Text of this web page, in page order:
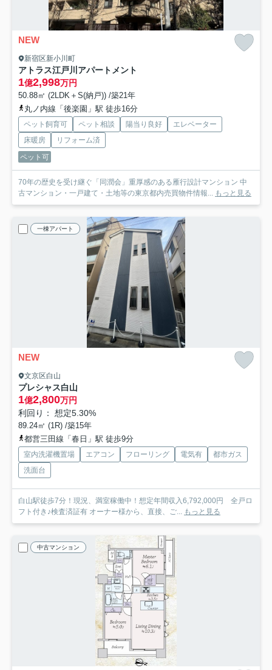
NEW
新宿区新小川町
アトラス江戸川アパートメント
1億2,998万円
50.88㎡ (2LDK＋S(納戸)) /築21年
丸ノ内線「後楽園」駅 徒歩16分
ペット飼育可 ペット相談 陽当り良好
エレベーター
床暖房
リフォーム済
ペット可
70年の歴史を受け継ぐ「同潤会」重厚感のある雁行設計マンション 中
古マンション・一戸建て・土地等の東京都内売買物件情報... もっと見る
一棟アパート
NEW
文京区白山
プレシャス白山
1億2,800万円
利回り： 想定5.30%
89.24㎡ (1R) /築15年
都営三田線「春日」駅 徒歩9分
室内洗濯機置場 エアコン フローリング 電気有
都市ガス
洗面台
白山駅徒歩7分！現況、満室稼働中！想定年間収入6,792,000円 全戸ロ
フト付き♪検査済証有 オーナー様から、直接、ご... もっと見る
中古マンション